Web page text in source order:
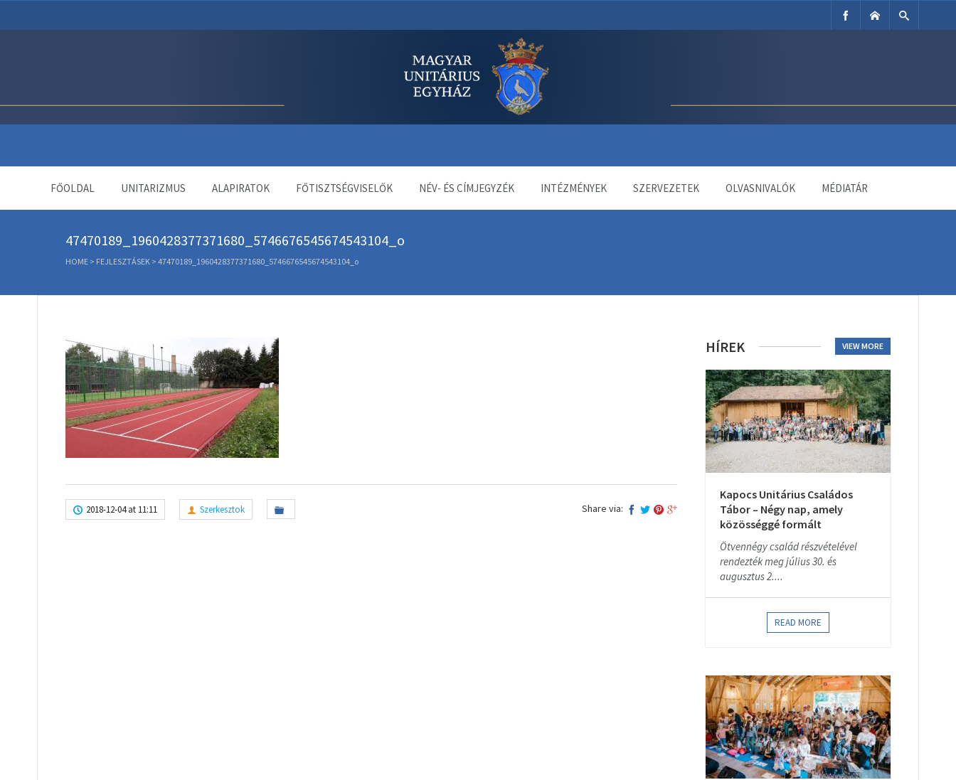
FŐOLDAL UNITARIZMUS ALAPIRATOK FŐTISZTSÉGVISELŐK NÉV- ÉS CÍMJEGYZÉK INTÉZMÉNYEK SZERVEZETEK OLVASNIVALÓK MÉDIATÁR
47470189_1960428377371680_5746676545674543104_o
HOME > FEJLESZTÁSEK > 47470189_1960428377371680_5746676545674543104_o
2018-12-04 at 11:11 Szerkesztok Share via:
HÍREK VIEW MORE
Kapocs Unitárius Családos
Tábor – Négy nap, amely
közösséggé formált
Ötvennégy család részvételével
rendezték meg július 30. és
augusztus 2....
READ MORE